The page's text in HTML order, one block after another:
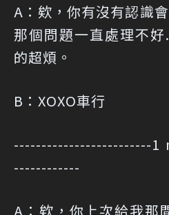
A：欸，你有沒有認識
那個問題一直處理不
的超煩。
B：XOXO車行
-------------------------1
------------
A：欸，你上次給我那